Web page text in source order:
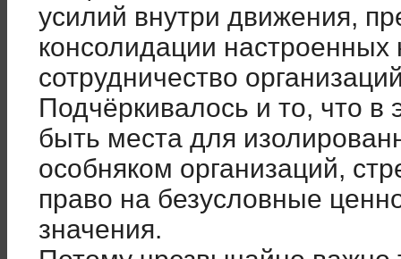
усилий внутри движения,
консолидации настроенных
сотрудничество
Подчёркивалось и то, что
быть места для
особняком организаций,
право на безусловные
значения.